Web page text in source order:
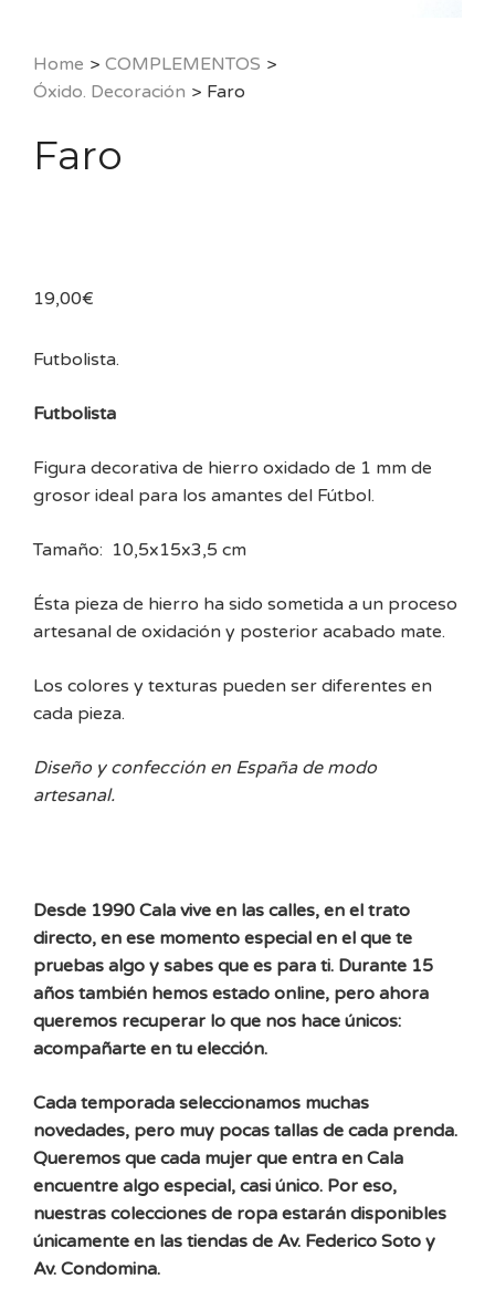
Home > COMPLEMENTOS >
Óxido. Decoración > Faro
Faro
19,00€
Futbolista.
Futbolista
Figura decorativa de hierro oxidado de 1 mm de
grosor ideal para los amantes del Fútbol.
Tamaño: 10,5x15x3,5 cm
Ésta pieza de hierro ha sido sometida a un proceso
artesanal de oxidación y posterior acabado mate.
Los colores y texturas pueden ser diferentes en
cada pieza.
Diseño y confección en España de modo
artesanal.
Desde 1990 Cala vive en las calles, en el trato
directo, en ese momento especial en el que te
pruebas algo y sabes que es para ti. Durante 15
años también hemos estado online, pero ahora
queremos recuperar lo que nos hace únicos:
acompañarte en tu elección.
Cada temporada seleccionamos muchas
novedades, pero muy pocas tallas de cada prenda.
Queremos que cada mujer que entra en Cala
encuentre algo especial, casi único. Por eso,
nuestras colecciones de ropa estarán disponibles
únicamente en las tiendas de Av. Federico Soto y
Av. Condomina.